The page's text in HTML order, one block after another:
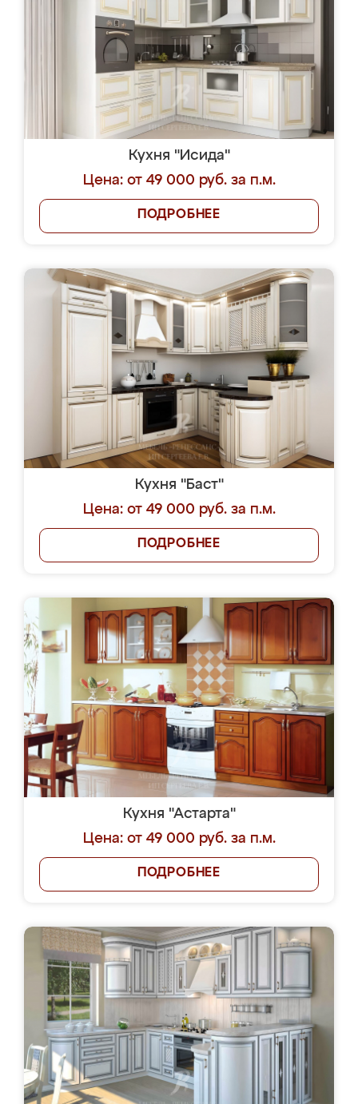
Кухня "Исида"
Цена: от 49 000 руб. за п.м.
ПОДРОБНЕЕ
Кухня "Баст"
Цена: от 49 000 руб. за п.м.
ПОДРОБНЕЕ
Кухня "Астарта"
Цена: от 49 000 руб. за п.м.
ПОДРОБНЕЕ